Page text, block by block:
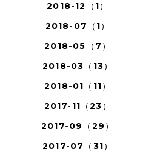
2018-12（1）
2018-07（1）
2018-05（7）
2018-03（13）
2018-01（11）
2017-11（23）
2017-09（29）
2017-07（31）